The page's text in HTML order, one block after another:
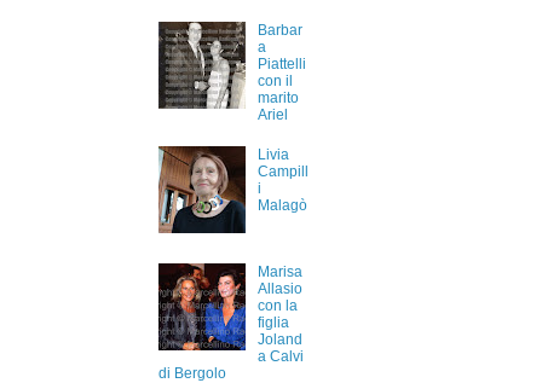
Barbar
a
Piattelli
con il
marito
Ariel
Livia
Campill
i
Malagò
Marisa
Allasio
con la
figlia
Joland
a Calvi
di Bergolo